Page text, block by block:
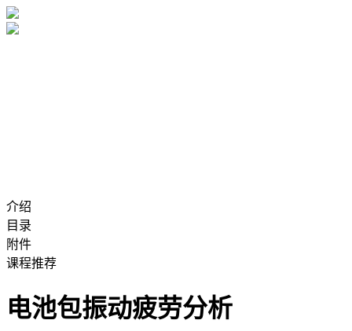
介绍
目录
附件
课程推荐
电池包振动疲劳分析